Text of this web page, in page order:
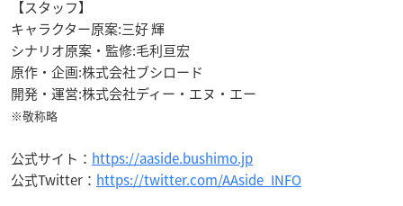
【スタッフ】
キャラクター原案:三好 輝
シナリオ原案・監修:毛利亘宏
原作・企画:株式会社ブシロード
開発・運営:株式会社ディー・エヌ・エー
※敬称略
公式サイト： https://aaside.bushimo.jp
公式Twitter： https://twitter.com/AAside_INFO